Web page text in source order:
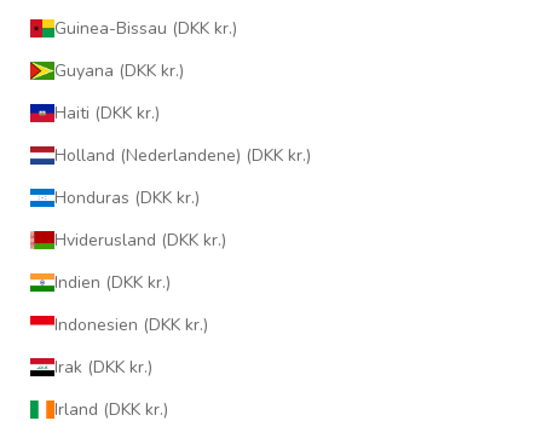
Guinea-Bissau (DKK kr.)
Guyana (DKK kr.)
Haiti (DKK kr.)
Holland (Nederlandene) (DKK kr.)
Honduras (DKK kr.)
Hviderusland (DKK kr.)
Indien (DKK kr.)
Indonesien (DKK kr.)
Irak (DKK kr.)
Irland (DKK kr.)